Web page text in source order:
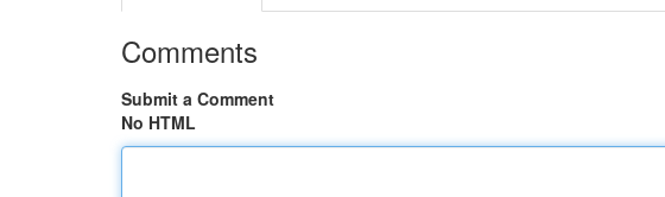
Comments
Submit a Comment
No HTML